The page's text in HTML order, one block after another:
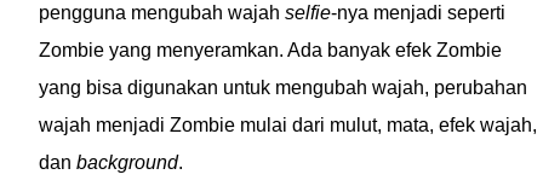
pengguna mengubah wajah selfie-nya menjadi seperti
Zombie yang menyeramkan. Ada banyak efek Zombie
yang bisa digunakan untuk mengubah wajah, perubahan
wajah menjadi Zombie mulai dari mulut, mata, efek wajah,
dan background.